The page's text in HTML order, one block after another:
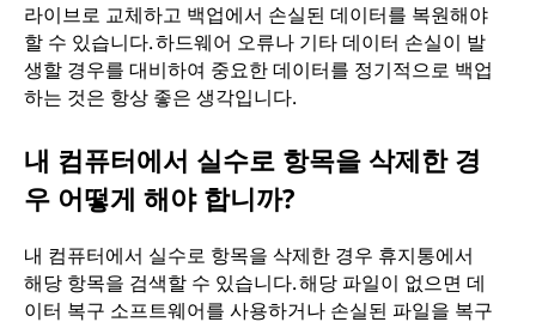
라이브로 교체하고 백업에서 손실된 데이터를 복원해야
할 수 있습니다. 하드웨어 오류나 기타 데이터 손실이 발
생할 경우를 대비하여 중요한 데이터를 정기적으로 백업
하는 것은 항상 좋은 생각입니다.
내 컴퓨터에서 실수로 항목을 삭제한 경
우 어떻게 해야 합니까?
내 컴퓨터에서 실수로 항목을 삭제한 경우 휴지통에서
해당 항목을 검색할 수 있습니다. 해당 파일이 없으면 데
이터 복구 소프트웨어를 사용하거나 손실된 파일을 복구